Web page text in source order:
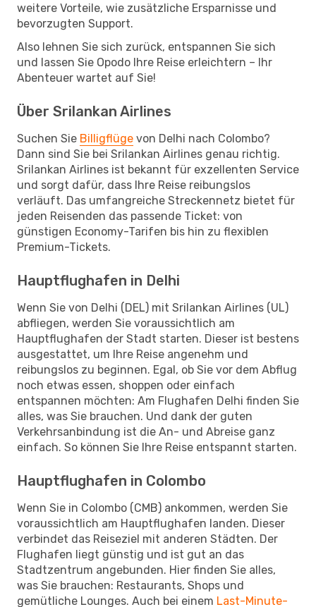
weitere Vorteile, wie zusätzliche Ersparnisse und
bevorzugten Support.
Also lehnen Sie sich zurück, entspannen Sie sich
und lassen Sie Opodo Ihre Reise erleichtern – Ihr
Abenteuer wartet auf Sie!
Über Srilankan Airlines
Suchen Sie Billigflüge von Delhi nach Colombo?
Dann sind Sie bei Srilankan Airlines genau richtig.
Srilankan Airlines ist bekannt für exzellenten Service
und sorgt dafür, dass Ihre Reise reibungslos
verläuft. Das umfangreiche Streckennetz bietet für
jeden Reisenden das passende Ticket: von
günstigen Economy-Tarifen bis hin zu flexiblen
Premium-Tickets.
Hauptflughafen in Delhi
Wenn Sie von Delhi (DEL) mit Srilankan Airlines (UL)
abfliegen, werden Sie voraussichtlich am
Hauptflughafen der Stadt starten. Dieser ist bestens
ausgestattet, um Ihre Reise angenehm und
reibungslos zu beginnen. Egal, ob Sie vor dem Abflug
noch etwas essen, shoppen oder einfach
entspannen möchten: Am Flughafen Delhi finden Sie
alles, was Sie brauchen. Und dank der guten
Verkehrsanbindung ist die An- und Abreise ganz
einfach. So können Sie Ihre Reise entspannt starten.
Hauptflughafen in Colombo
Wenn Sie in Colombo (CMB) ankommen, werden Sie
voraussichtlich am Hauptflughafen landen. Dieser
verbindet das Reiseziel mit anderen Städten. Der
Flughafen liegt günstig und ist gut an das
Stadtzentrum angebunden. Hier finden Sie alles,
was Sie brauchen: Restaurants, Shops und
gemütliche Lounges. Auch bei einem Last-Minute-